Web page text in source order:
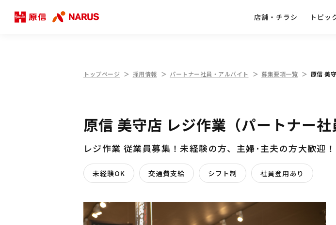
店舗・チラシ トピッ
トップページ 採用情報 パートナー社員・アルバイト 募集要項一覧 原信 美
原信 美守店 レジ作業（パートナー社
レジ作業 従業員募集！未経験の方、主婦･主夫の方大歓
未経験OK 交通費支給 シフト制 社員登用あり